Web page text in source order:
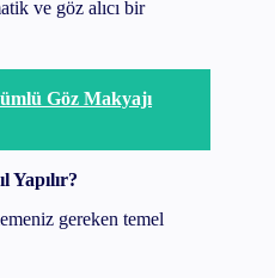
ve göz alıcı bir
Göz Makyajı
Yapılır?
gereken temel